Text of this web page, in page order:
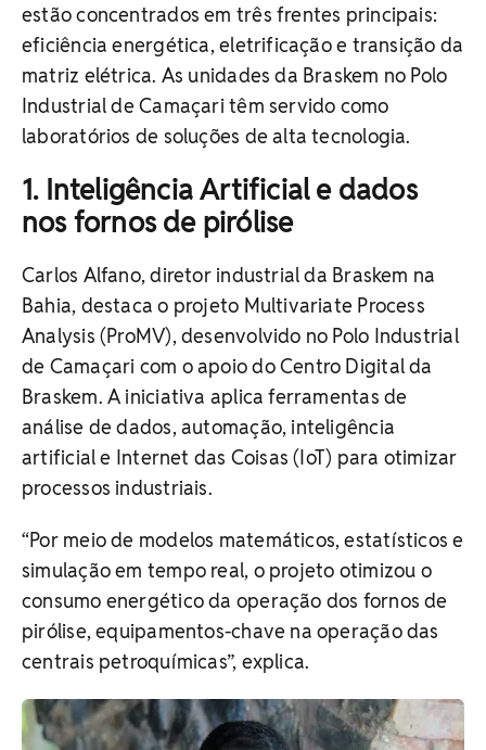
estão concentrados em três frentes principais:
eficiência energética, eletrificação e transição da
matriz elétrica. As unidades da Braskem no Polo
Industrial de Camaçari têm servido como
laboratórios de soluções de alta tecnologia.
1. Inteligência Artificial e dados
nos fornos de pirólise
Carlos Alfano, diretor industrial da Braskem na
Bahia, destaca o projeto Multivariate Process
Analysis (ProMV), desenvolvido no Polo Industrial
de Camaçari com o apoio do Centro Digital da
Braskem. A iniciativa aplica ferramentas de
análise de dados, automação, inteligência
artificial e Internet das Coisas (IoT) para otimizar
processos industriais.
“Por meio de modelos matemáticos, estatísticos e
simulação em tempo real, o projeto otimizou o
consumo energético da operação dos fornos de
pirólise, equipamentos-chave na operação das
centrais petroquímicas”, explica.